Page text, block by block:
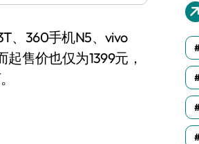
、360手机N5、vivo
售价也仅为1399元，